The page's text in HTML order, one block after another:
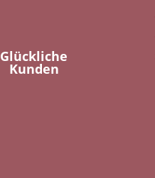
Glückliche
Kunden